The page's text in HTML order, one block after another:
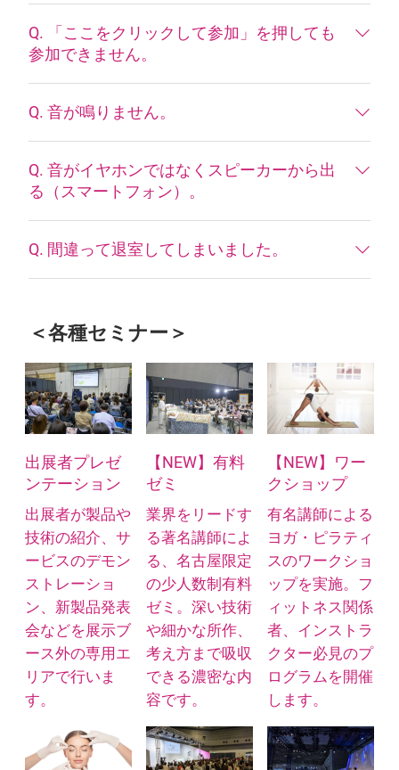
Q. 「ここをクリックして参加」を押しても
参加できません。
Q. 音が鳴りません。
Q. 音がイヤホンではなくスピーカーから出
る（スマートフォン）。
Q. 間違って退室してしまいました。
＜各種セミナー＞
出展者プレゼ
ンテーション
出展者が製品や
技術の紹介、サ
ービスのデモン
ストレーショ
ン、新製品発表
会などを展示ブ
ース外の専用エ
リアで行いま
す。
【NEW】有料
ゼミ
業界をリードす
る著名講師によ
る、名古屋限定
の少人数制有料
ゼミ。深い技術
や細かな所作、
考え方まで吸収
できる濃密な内
容です。
【NEW】ワー
クショップ
有名講師による
ヨガ・ピラティ
スのワークショ
ップを実施。フ
ィットネス関係
者、インストラ
クター必見のプ
ログラムを開催
します。